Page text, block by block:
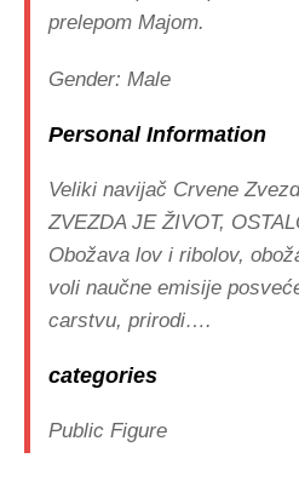
prelepom Majom.
Gender: Male
Personal Information
Veliki navijač Crvene
ZVEZDA JE ŽIVOT,
Obožava lov i ribolov,
voli naučne emisije
carstvu, prirodi….
categories
Public Figure